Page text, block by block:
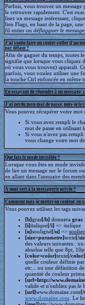
Parfois, vous trouvez un
le retrouver rapidement. C'est
lisez un message intéressant,
lien Flags, en haut de la page,
fil entier ou déflagguerle
J'ai voulu faire un copier-coller d'un
par défaut ?
Afin de gagner du temps, toutes
signifie que lorsque vous cliquez
où vous vous trouvez) apparaît.
parfois, vous voulez utiliser une
la touche Ctrl enfoncée en même
En essayant de répondre à un message,
J'ai perdu mon mot de passe, puis-je le
Vous pouvez récupérer votre mot
Si vous avez rempli le
mot de passe en utilisant
Si vous n'avez pas
vous change votre mot
Que fais le mode invisible ?
Lorsque vous êtes en mode
de lire un message sur le forum
en allant dans l'annuaire des
A quoi sert à la messagerie privée ?
Comment puis-je mettre en couleur, en
Vous pouvez utilisez les tags
[b]gras[/b] donnera gras
[i]italique[/i] => italique
[u]souligné[/u] =>
[size=parametre]texte[/
des valeurs suivantes :
absolue telle que 8pt,
[color=color]texte[/color]
quelle couleur définie
etc... ou une définition
quantité de couleur
[url=http://
valide et n'oubliez pas le
[url]www.domaine.com[/
www.domaine.com . Le
[img]http://